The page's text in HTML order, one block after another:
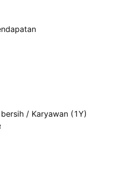
/ Karyawan (1Y)